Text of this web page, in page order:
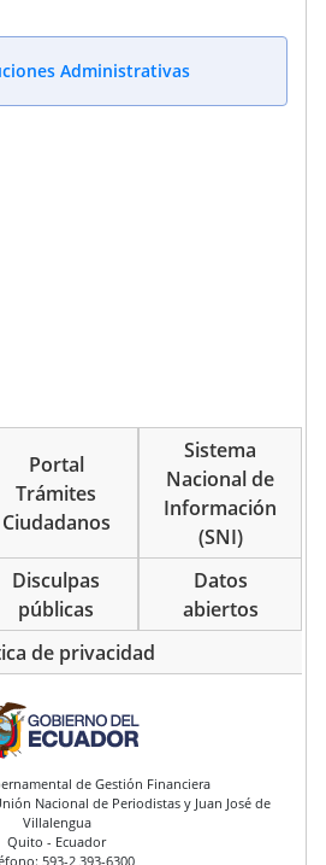
Administrativas
Portal
Trámites
Ciudadanos
Sistema
Nacional de
Información
(SNI)
Disculpas
públicas
Datos
abiertos
de privacidad
de Gestión Financiera
Nacional de Periodistas y Juan José de
Villalengua
Quito - Ecuador
593-2 393-6300